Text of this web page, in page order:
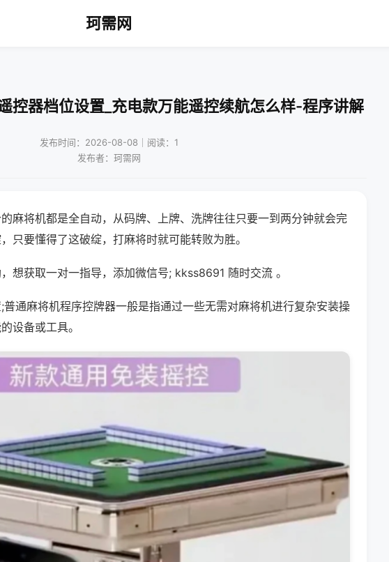
珂需网
控器档位设置_充电款万能遥控续航怎么样-程序讲解
发布时间：2026-08-08｜阅读：1
发布者：珂需网
麻将机都是全自动，从码牌、上牌、洗牌往往只要一到两分钟就会完
只要懂得了这破绽，打麻将时就可能转败为胜。
想获取一对一指导，添加微信号; kkss8691 随时交流 。
通麻将机程序控牌器一般是指通过一些无需对麻将机进行复杂安装操
设备或工具。